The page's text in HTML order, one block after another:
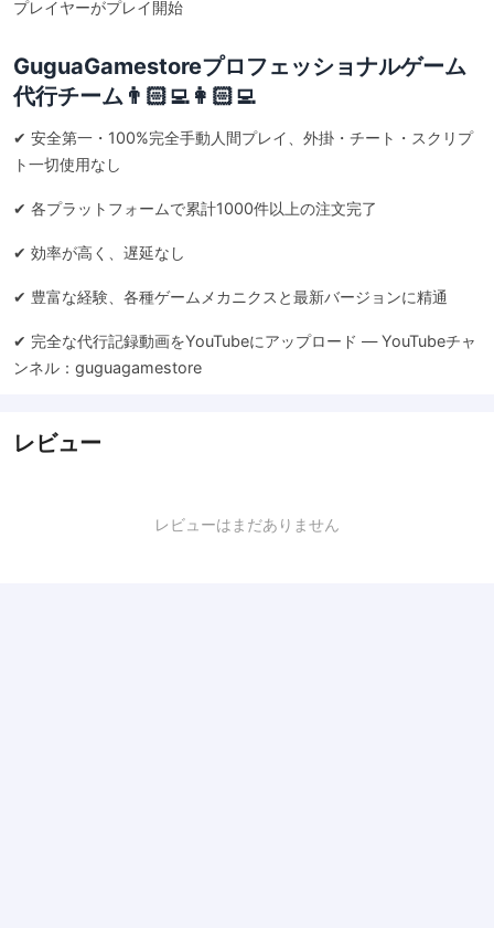
プレイヤーがプレイ開始
GuguaGamestoreプロフェッショナルゲーム
代行チーム👨🏻‍💻👩🏻‍💻
✔ 安全第一・100%完全手動人間プレイ、外掛・チート・スクリプ
ト一切使用なし
✔ 各プラットフォームで累計1000件以上の注文完了
✔ 効率が高く、遅延なし
✔ 豊富な経験、各種ゲームメカニクスと最新バージョンに精通
✔ 完全な代行記録動画をYouTubeにアップロード — YouTubeチャ
ンネル： guguagamestore
レビュー
レビューはまだありません